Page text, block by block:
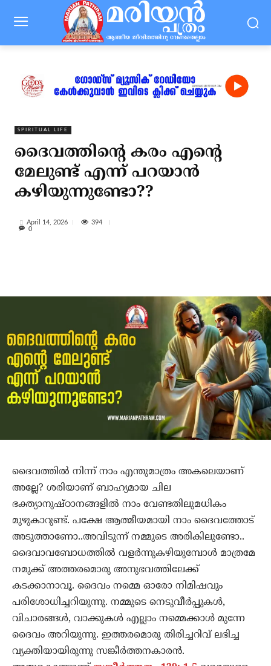
SPIRITUAL LIFE
ദൈവത്തിന്റെ കരം എന്റെ
മേലുണ്ട് എന്ന് പറയാന്‍
കഴിയുന്നുണ്ടോ??
April 14, 2026
394
0
ദൈവത്തില്‍ നിന്ന് നാം എന്തുമാത്രം അകലെയാണ്
അല്ലേ? ശരിയാണ് ബാഹ്യമായ ചില
ഭക്ത്യാനുഷ്ഠാനങ്ങളില്‍ നാം വേണ്ടതിലുമധികം
മുഴുകാറുണ്ട്. പക്ഷേ ആത്മീയമായി നാം ദൈവത്തോട്
അടുത്താണോ..അവിടുന്ന് നമ്മുടെ അരികിലുണ്ടോ..
ദൈവാവബോധത്തില്‍ വളര്‍ന്നുകഴിയുമ്പോള്‍ മാത്രമേ
നമുക്ക് അത്തരമൊരു അനുഭവത്തിലേക്ക്
കടക്കാനാവൂ. ദൈവം നമ്മെ ഓരോ നിമിഷവും
പരിശോധിച്ചറിയുന്നു. നമ്മുടെ നെടുവീര്‍പ്പുകള്‍,
വിചാരങ്ങള്‍, വാക്കുകള്‍ എല്ലാം നമ്മെക്കാള്‍ മുന്നേ
ദൈവം അറിയുന്നു. ഇത്തരമൊരു തിരിച്ചറിവ് ലഭിച്ച
വ്യക്തിയായിരുന്നു സങ്കീര്‍ത്തനകാരന്‍.